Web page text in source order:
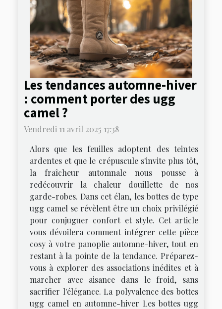
Les tendances automne-hiver
: comment porter des ugg
camel ?
Vendredi 11 avril 2025 17:38
Alors que les feuilles adoptent des teintes
ardentes et que le crépuscule s'invite plus tôt,
la fraîcheur automnale nous pousse à
redécouvrir la chaleur douillette de nos
garde-robes. Dans cet élan, les bottes de type
ugg camel se révèlent être un choix privilégié
pour conjuguer confort et style. Cet article
vous dévoilera comment intégrer cette pièce
cosy à votre panoplie automne-hiver, tout en
restant à la pointe de la tendance. Préparez-
vous à explorer des associations inédites et à
marcher avec aisance dans le froid, sans
sacrifier l'élégance. La polyvalence des bottes
ugg camel en automne-hiver Les bottes ugg